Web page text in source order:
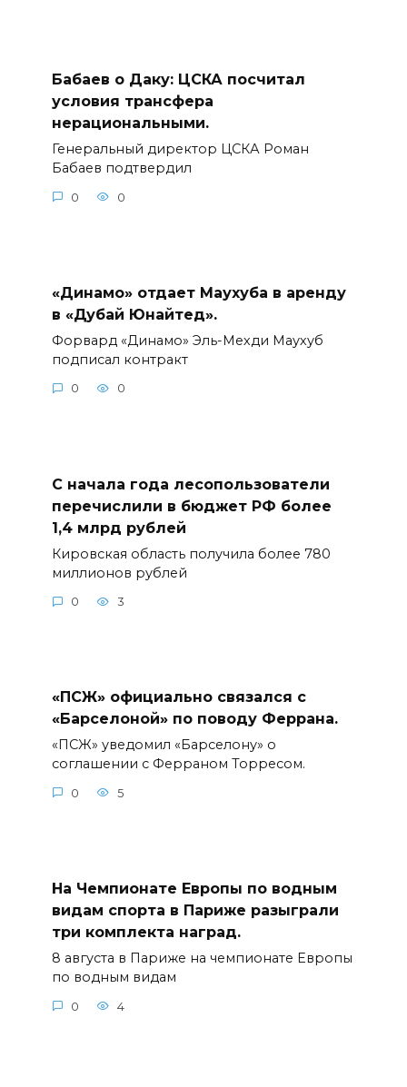
Бабаев о Даку: ЦСКА посчитал
условия трансфера
нерациональными.
Генеральный директор ЦСКА Роман
Бабаев подтвердил
0 0
«Динамо» отдает Маухуба в аренду
в «Дубай Юнайтед».
Форвард «Динамо» Эль-Мехди Маухуб
подписал контракт
0 0
С начала года лесопользователи
перечислили в бюджет РФ более
1,4 млрд рублей
Кировская область получила более 780
миллионов рублей
0 3
«ПСЖ» официально связался с
«Барселоной» по поводу Феррана.
«ПСЖ» уведомил «Барселону» о
соглашении с Ферраном Торресом.
0 5
На Чемпионате Европы по водным
видам спорта в Париже разыграли
три комплекта наград.
8 августа в Париже на чемпионате Европы
по водным видам
0 4